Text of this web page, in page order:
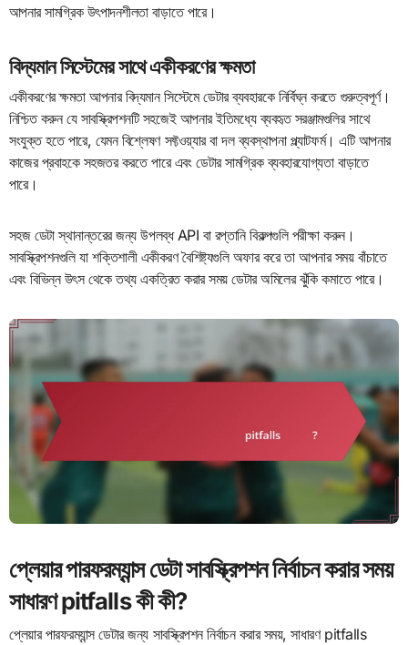
আপনার সামগ্রিক উৎপাদনশীলতা বাড়াতে পারে।
বিদ্যমান সিস্টেমের সাথে একীকরণের ক্ষমতা
একীকরণের ক্ষমতা আপনার বিদ্যমান সিস্টেমে ডেটার ব্যবহারকে নির্বিঘ্ন করতে গুরুত্বপূর্ণ।
নিশ্চিত করুন যে সাবস্ক্রিপশনটি সহজেই আপনার ইতিমধ্যে ব্যবহৃত সরঞ্জামগুলির সাথে
সংযুক্ত হতে পারে, যেমন বিশ্লেষণ সফ্টওয়্যার বা দল ব্যবস্থাপনা প্ল্যাটফর্ম। এটি আপনার
কাজের প্রবাহকে সহজতর করতে পারে এবং ডেটার সামগ্রিক ব্যবহারযোগ্যতা বাড়াতে
পারে।
সহজ ডেটা স্থানান্তরের জন্য উপলব্ধ API বা রপ্তানি বিকল্পগুলি পরীক্ষা করুন।
সাবস্ক্রিপশনগুলি যা শক্তিশালী একীকরণ বৈশিষ্ট্যগুলি অফার করে তা আপনার সময় বাঁচাতে
এবং বিভিন্ন উৎস থেকে তথ্য একত্রিত করার সময় ডেটার অমিলের ঝুঁকি কমাতে পারে।
প্লেয়ার পারফরম্যান্স ডেটা সাবস্ক্রিপশন নির্বাচন করার সময়
সাধারণ pitfalls কী কী?
প্লেয়ার পারফরম্যান্স ডেটার জন্য সাবস্ক্রিপশন নির্বাচন করার সময়, সাধারণ pitfalls